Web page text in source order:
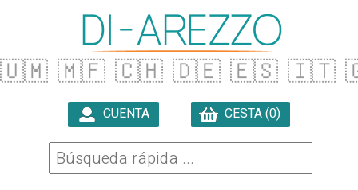
🇺🇲 🇲🇫 🇨🇭 🇩🇪 🇪🇸 🇮🇹
CUENTA CESTA (0)